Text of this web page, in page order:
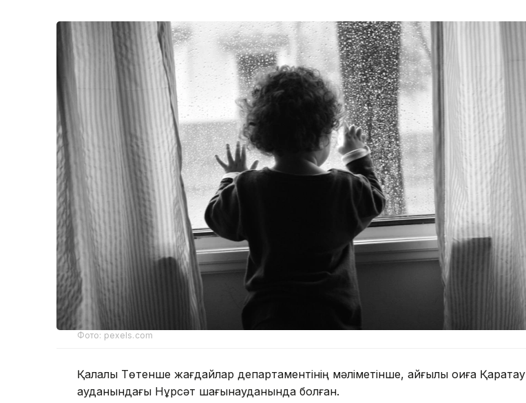
Фото: pexels.com
Қалалық Төтенше жағдайлар департаментінің мәліметінше, қайғылы оқиға Қаратау
ауданындағы Нұрсәт шағынауданында болған.